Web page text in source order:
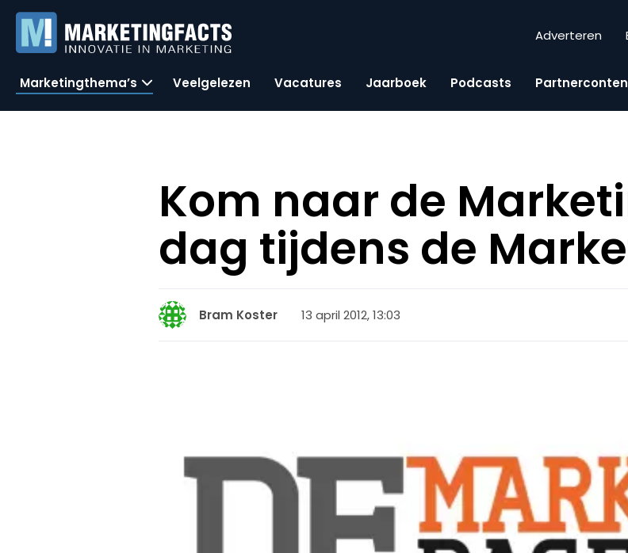
Adverteren
Marketingthema’s Veelgelezen Vacatures Jaarboek Podcasts
Kom naar de
dag tijdens de
Bram Koster 13 april 2012, 13:03